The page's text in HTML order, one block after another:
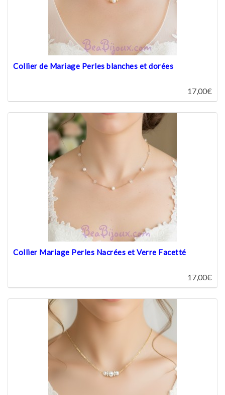
Collier de Mariage Perles blanches et dorées
17,00€
Collier Mariage Perles Nacrées et Verre Facetté
17,00€